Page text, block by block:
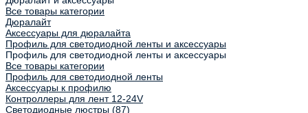
Все товары категории
Дюралайт
Аксессуары для дюралайта
Профиль для светодиодной ленты и аксессуары
Профиль для светодиодной ленты и аксессуары
Все товары категории
Профиль для светодиодной ленты
Аксессуары к профилю
Контроллеры для лент 12-24V
Светодиодные люстры (87)